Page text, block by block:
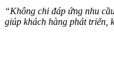
“Không chỉ đáp ứng nhu
giúp khách hàng phát triển,